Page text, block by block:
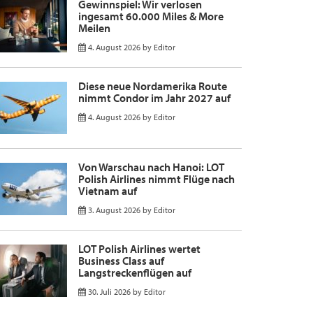
Gewinnspiel: Wir verlosen
ingesamt 60.000 Miles & More
Meilen
4. August 2026 by Editor
Diese neue Nordamerika Route
nimmt Condor im Jahr 2027 auf
4. August 2026 by Editor
Von Warschau nach Hanoi: LOT
Polish Airlines nimmt Flüge nach
Vietnam auf
3. August 2026 by Editor
LOT Polish Airlines wertet
Business Class auf
Langstreckenflügen auf
30. Juli 2026 by Editor